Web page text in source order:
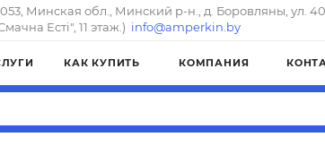
Минская обл., Минский р-н., д. Боровляны, ул.
Естi", 11 этаж.) info@amperkin.by
КАК КУПИТЬ КОМПАНИЯ